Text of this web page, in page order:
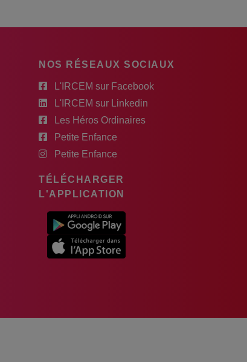
NOS RÉSEAUX SOCIAUX
L'IRCEM sur Facebook
L'IRCEM sur Linkedin
Les Héros Ordinaires
Petite Enfance
Petite Enfance
TÉLÉCHARGER
L'APPLICATION